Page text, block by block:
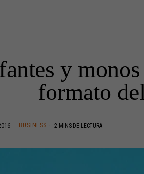
y
formato
BUSINESS 2 MINS DE LECTURA